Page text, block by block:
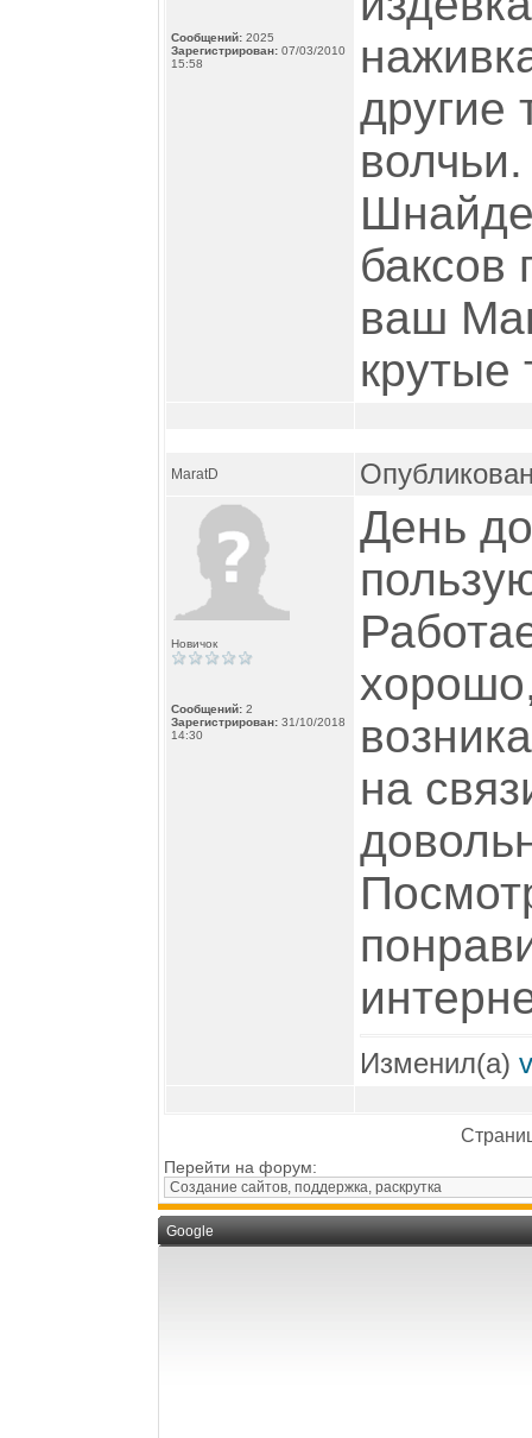
Сообщений: 2025
Зарегистрирован: 07/03/2010
15:58
баксов
ваш
MaratD
Новичок
Сообщений: 2
Зарегистрирован: 31/10/2018
14:30
День
на
Изменил(а)
Перейти на форум:
Google